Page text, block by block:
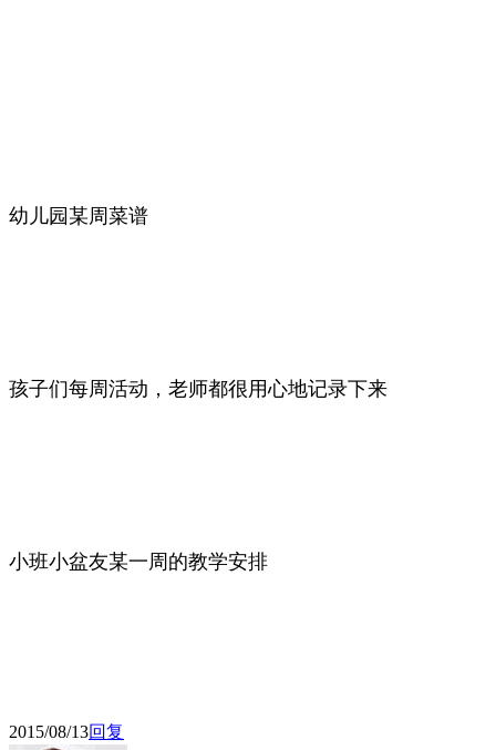
幼儿园某周菜谱
孩子们每周活动，老师都很用心地记录下来
小班小盆友某一周的教学安排
2015/08/13回复